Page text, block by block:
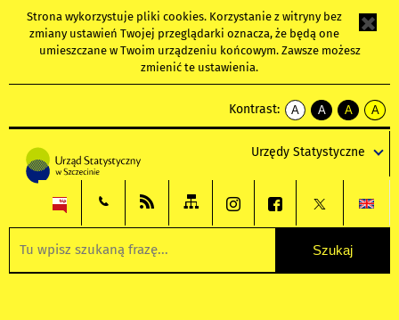
Strona wykorzystuje pliki cookies. Korzystanie z witryny bez
zmiany ustawień Twojej przeglądarki oznacza, że będą one
umieszczane w Twoim urządzeniu końcowym. Zawsze możesz
zmienić te ustawienia.
Kontrast:
A
kontrast
A
kontrast
tekst
czarnym
A
kontrast
tekst
czarnym
A
tekst
żółtym
Urzędy Statystyczne